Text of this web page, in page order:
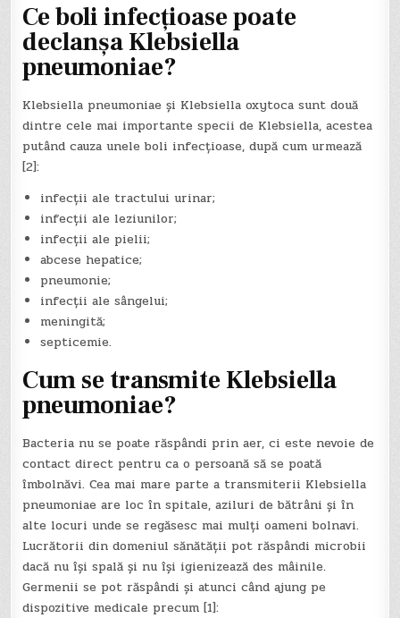
Ce boli infecțioase poate
declanșa Klebsiella
pneumoniae?
Klebsiella pneumoniae și Klebsiella oxytoca sunt două
dintre cele mai importante specii de Klebsiella, acestea
putând cauza unele boli infecțioase, după cum urmează
[2]:
infecții ale tractului urinar;
infecții ale leziunilor;
infecții ale pielii;
abcese hepatice;
pneumonie;
infecții ale sângelui;
meningită;
septicemie.
Cum se transmite Klebsiella
pneumoniae?
Bacteria nu se poate răspândi prin aer, ci este nevoie de
contact direct pentru ca o persoană să se poată
îmbolnăvi. Cea mai mare parte a transmiterii Klebsiella
pneumoniae are loc în spitale, aziluri de bătrâni și în
alte locuri unde se regăsesc mai mulți oameni bolnavi.
Lucrătorii din domeniul sănătății pot răspândi microbii
dacă nu își spală și nu își igienizează des mâinile.
Germenii se pot răspândi și atunci când ajung pe
dispozitive medicale precum [1]: